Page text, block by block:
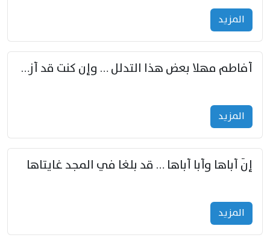
المزید
أفاطم مهلا بعض هذا التدلل … وإن كنت قد أزمعت صرمي فأجملي
المزید
إنّ أباها وأبا أباها … قد بلغا في المجد غايتاها
المزید